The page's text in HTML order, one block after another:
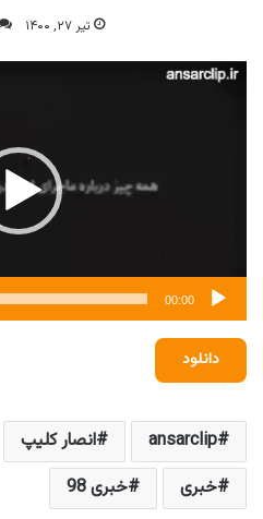
تیر ۲۷, ۱۴۰۰
نمایشگر
ویدیو
00:00
دانلود
ansarclip انصار کلیپ
خبری
خبری 98